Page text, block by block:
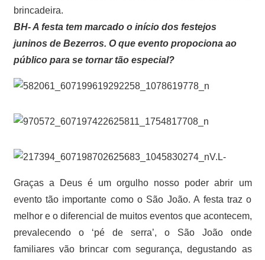
brincadeira.
BH- A festa tem marcado o início dos festejos
juninos de Bezerros. O que evento propociona ao
público para se tornar tão especial?
V.L-
Graças a Deus é um orgulho nosso poder abrir um
evento tão importante como o São João. A festa traz o
melhor e o diferencial de muitos eventos que acontecem,
prevalecendo o ‘pé de serra’, o São João onde
familiares vão brincar com segurança, degustando as